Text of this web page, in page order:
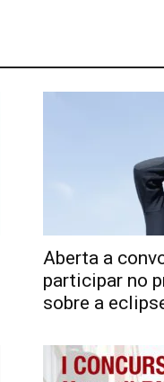
Aberta a
participar no
sobre a